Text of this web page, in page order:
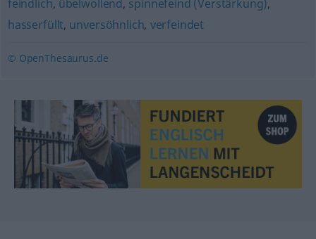
feindlich, übelwollend, spinnefeind (Verstärkung),
hasserfüllt, unversöhnlich, verfeindet
© OpenThesaurus.de